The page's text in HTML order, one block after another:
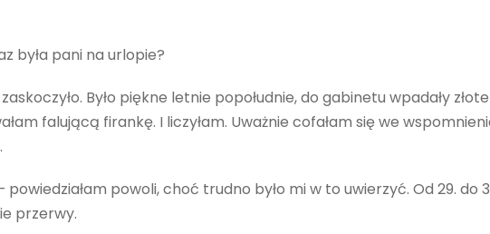
była pani na urlopie?
Było piękne letnie popołudnie, do gabinetu wpadały
falującą firankę. I liczyłam. Uważnie cofałam się we
powoli, choć trudno było mi w to uwierzyć. Od 29. do
przerwy.